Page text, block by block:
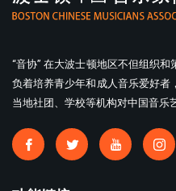
“音协” 在大波士顿地区不但组织
负着培养青少年和成人音乐爱好者
当地社团、学校等机构对中国音乐